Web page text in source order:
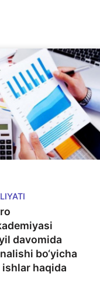
davomida
bo‘yicha
haqida